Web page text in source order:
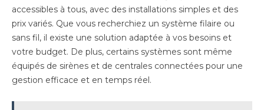
accessibles à tous, avec des installations simples et des
prix variés. Que vous recherchiez un système filaire ou
sans fil, il existe une solution adaptée à vos besoins et
votre budget. De plus, certains systèmes sont même
équipés de sirènes et de centrales connectées pour une
gestion efficace et en temps réel.